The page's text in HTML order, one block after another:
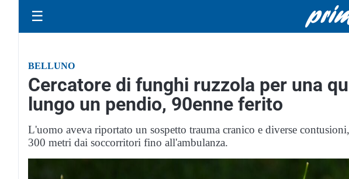
☰
BELLUNO
Cercatore di funghi ruzzola per una
lungo un pendio, 90enne ferito
L'uomo aveva riportato un sospetto trauma cranico e diverse
300 metri dai soccorritori fino all'ambulanza.